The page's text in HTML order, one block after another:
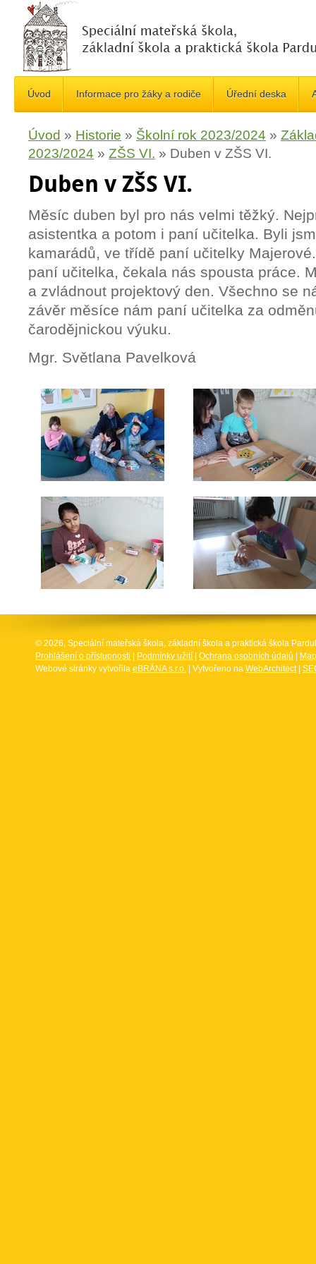
Úvod Informace pro žáky a rodiče Úřední deska
Úvod » Historie » Školní rok 2023/2024 »
2023/2024 » ZŠS VI. » Duben v ZŠS VI.
Duben v ZŠS VI.
Měsíc duben byl pro nás velmi těžký.
asistentka a potom i paní učitelka. Byli
kamarádů, ve třídě paní učitelky
paní učitelka, čekala nás spousta práce.
a zvládnout projektový den. Všechno se
závěr měsíce nám paní učitelka za
čarodějnickou výuku.
Mgr. Světlana Pavelková
© 2026, Speciální mateřská škola, základní škola a praktická škola
Prohlášení o přístupnosti
Podmínky užití Ochrana osobních údajů
Webové stránky vytvořila eBRÁNA s.r.o. | Vytvořeno na WebArchitect|